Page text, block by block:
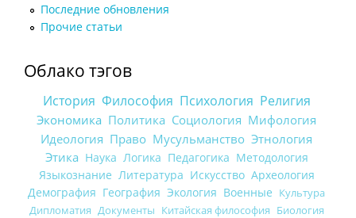
Последние обновления
Прочие статьи
Облако тэгов
История Философия Психология Религия
Экономика Политика Социология Мифология
Идеология Право Мусульманство Этнология
Этика Наука Логика Педагогика Методология
Языкознание Литература Искусство Археология
Демография География Экология Военные Культура
Дипломатия Документы Китайская философия Биология